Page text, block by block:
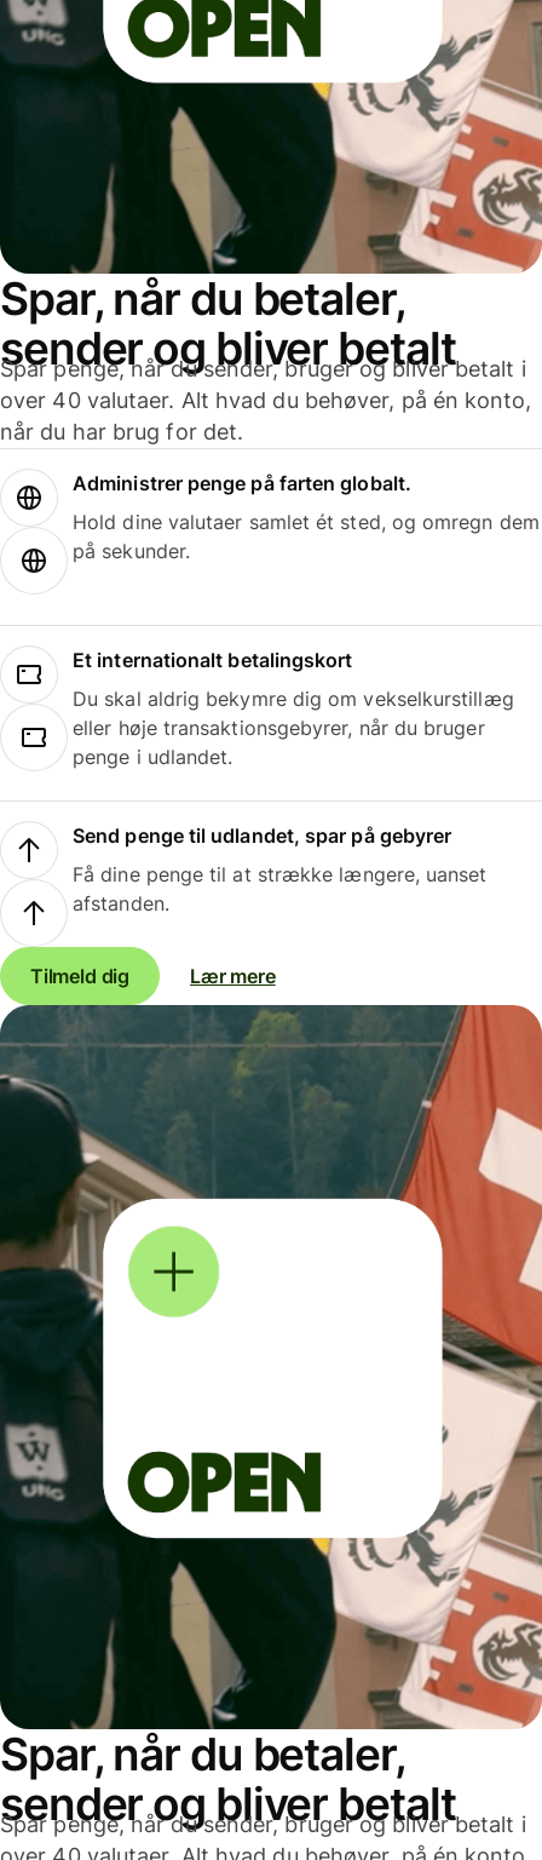
Spar, når du betaler,
sender og bliver betalt
Spar penge, når du sender, bruger og bliver betalt i
over 40 valutaer. Alt hvad du behøver, på én konto,
når du har brug for det.
Administrer penge på farten globalt.
Hold dine valutaer samlet ét sted, og omregn dem
på sekunder.
Et internationalt betalingskort
Du skal aldrig bekymre dig om vekselkurstillæg
eller høje transaktionsgebyrer, når du bruger
penge i udlandet.
Send penge til udlandet, spar på gebyrer
Få dine penge til at strække længere, uanset
afstanden.
Tilmeld dig Lær mere
Spar, når du betaler,
sender og bliver betalt
Spar penge, når du sender, bruger og bliver betalt i